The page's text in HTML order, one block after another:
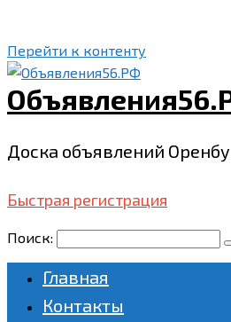
Перейти к контенту
Доска объявлений
Быстрая регистрация
Поиск:
Главная
Контакты